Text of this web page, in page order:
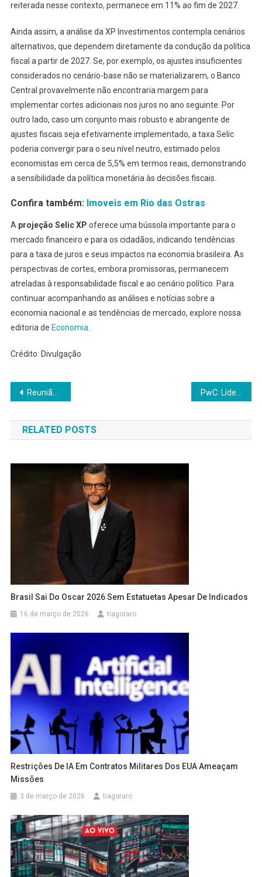
reiterada nesse contexto, permanece em 11% ao fim de 2027.
Ainda assim, a análise da XP Investimentos contempla cenários
alternativos, que dependem diretamente da condução da política
fiscal a partir de 2027. Se, por exemplo, os ajustes insuficientes
considerados no cenário-base não se materializarem, o Banco
Central provavelmente não encontraria margem para
implementar cortes adicionais nos juros no ano seguinte. Por
outro lado, caso um conjunto mais robusto e abrangente de
ajustes fiscais seja efetivamente implementado, a taxa Selic
poderia convergir para o seu nível neutro, estimado pelos
economistas em cerca de 5,5% em termos reais, demonstrando
a sensibilidade da política monetária às decisões fiscais.
Confira também: Imoveis em Rio das Ostras
A projeção Selic XP oferece uma bússola importante para o
mercado financeiro e para os cidadãos, indicando tendências
para a taxa de juros e seus impactos na economia brasileira. As
perspectivas de cortes, embora promissoras, permanecem
atreladas à responsabilidade fiscal e ao cenário político. Para
continuar acompanhando as análises e notícias sobre a
economia nacional e as tendências de mercado, explore nossa
editoria de Economia
Crédito: Divulgação
Navegação
de
Post
Reunião de Lula com Daniel Vorcaro no Planalto fora da agenda
RELATED POSTS
Brasil Sai Do Oscar 2026 Sem Estatuetas Apesar De Indicados
16 de março de 2026 tiagoraro
Restrições De IA Em Contratos Militares Dos EUA Ameaçam
Missões
3 de março de 2026 tiagoraro